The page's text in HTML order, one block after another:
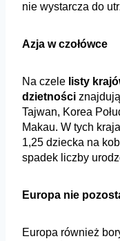
nie wystarcza do
Azja w czołówce
Na czele listy
dzietności
Tajwan, Korea
Makau. W tych
1,25 dziecka na
spadek liczby
Europa nie
Europa również